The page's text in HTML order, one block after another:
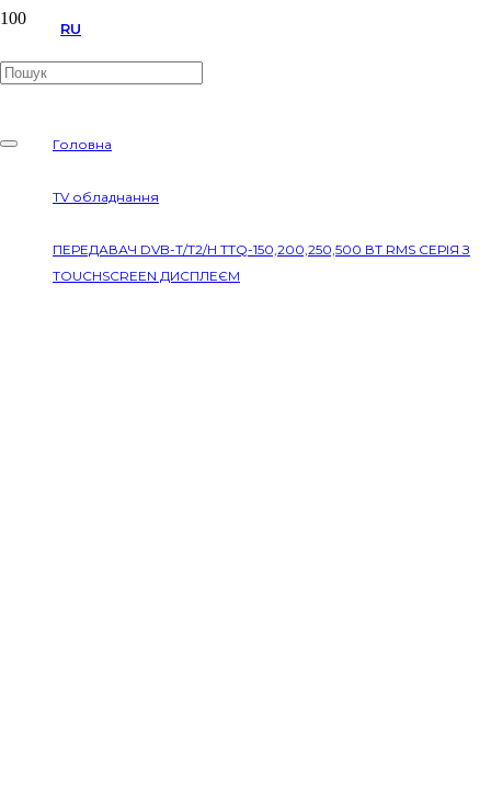
RU
Головна
TV обладнання
ПЕРЕДАВАЧ DVB-T/T2/H TTQ-150,200,250,500 ВТ RMS СЕРІЯ З
TOUCHSCREEN ДИСПЛЕЄМ